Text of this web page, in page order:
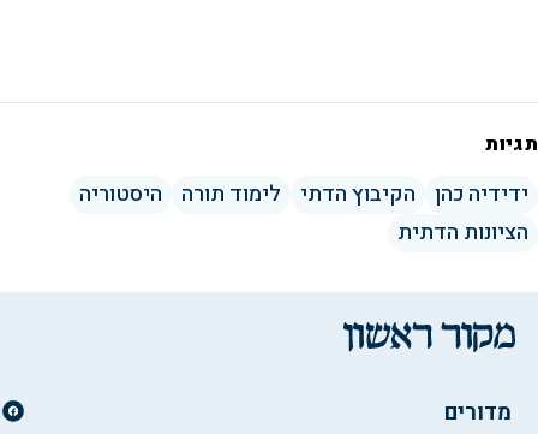
תגיות
ידידיה כהן הקיבוץ הדתי לימוד תורה
היסטוריה
הציונות הדתית
מדורים